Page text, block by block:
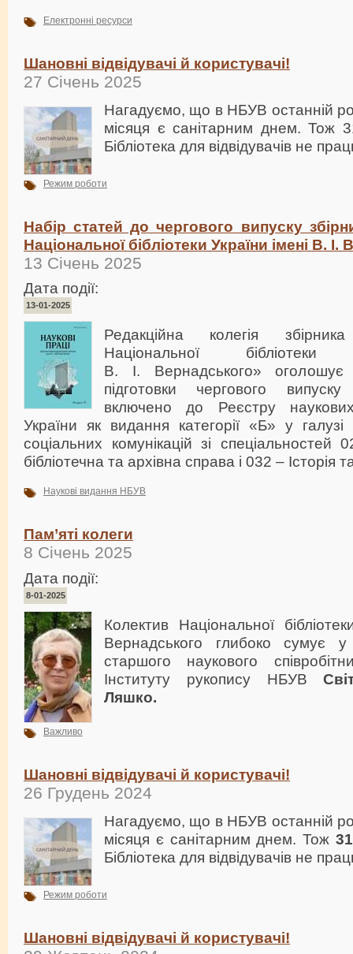
Електронні ресурси
Шановні відвідувачі й користувачі!
27 Січень 2025
Нагадуємо, що в НБУВ останній
місяця є санітарним днем. Тож
Бібліотека для відвідувачів не
Режим роботи
Набір статей до чергового випуску
Національної бібліотеки України імені В.
13 Січень 2025
Дата події:
13-01-2025
Редакційна колегія
Національної
В. І. Вернадського»
підготовки чергового
включено до Реєстру
України як видання категорії «Б» у
соціальних комунікацій зі спеціальностей
бібліотечна та архівна справа і 032 – Історія
Наукові видання НБУВ
Пам’яті колеги
8 Січень 2025
Дата події:
8-01-2025
Колектив Національної
Вернадського глибоко сумує у
старшого наукового
Інституту рукопису НБУВ
Ляшко.
Важливо
Шановні відвідувачі й користувачі!
26 Грудень 2024
Нагадуємо, що в НБУВ останній
місяця є санітарним днем. Тож
Бібліотека для відвідувачів не
Режим роботи
Шановні відвідувачі й користувачі!